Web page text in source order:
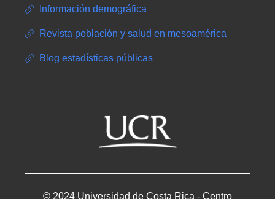
Información demográfica
Revista población y salud en mesoamérica
Blog estadísticas públicas
© 2024 Universidad de Costa Rica - Centro